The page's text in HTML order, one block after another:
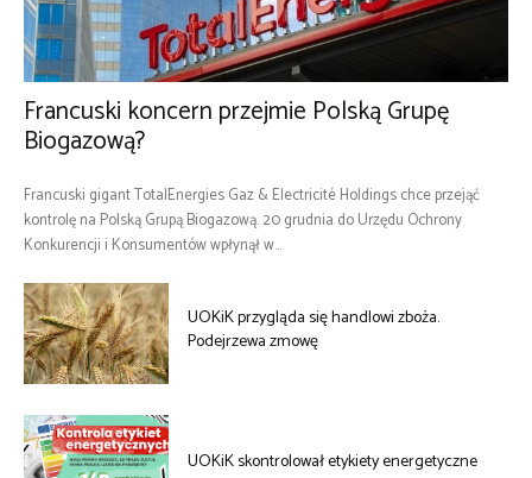
Francuski koncern przejmie Polską Grupę
Biogazową?
Francuski gigant TotalEnergies Gaz & Electricité Holdings chce przejąć
kontrolę na Polską Grupą Biogazową. 20 grudnia do Urzędu Ochrony
Konkurencji i Konsumentów wpłynął w...
UOKiK przygląda się handlowi zboża.
Podejrzewa zmowę
UOKiK skontrolował etykiety energetyczne